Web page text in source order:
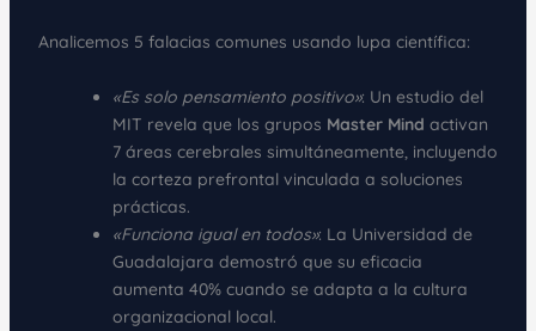
Analicemos 5 falacias comunes usando lupa científica:
«Es solo pensamiento positivo»: Un estudio del
MIT revela que los grupos Master Mind activan
7 áreas cerebrales simultáneamente, incluyendo
la corteza prefrontal vinculada a soluciones
prácticas.
«Funciona igual en todos»: La Universidad de
Guadalajara demostró que su eficacia
aumenta 40% cuando se adapta a la cultura
organizacional local.